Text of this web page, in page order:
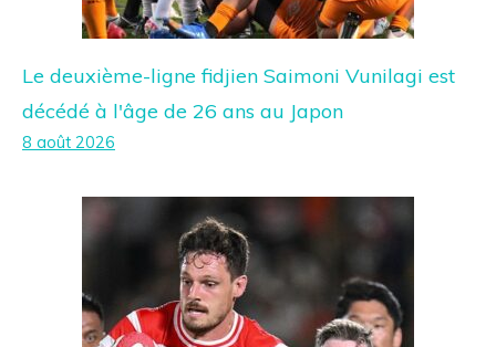
Le deuxième-ligne fidjien Saimoni Vunilagi est
décédé à l'âge de 26 ans au Japon
8 août 2026